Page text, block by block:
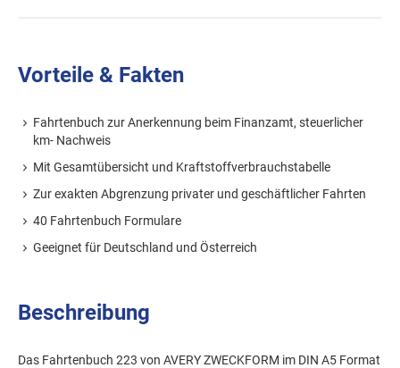
Vorteile & Fakten
Fahrtenbuch zur Anerkennung beim Finanzamt, steuerlicher
km- Nachweis
Mit Gesamtübersicht und Kraftstoffverbrauchstabelle
Zur exakten Abgrenzung privater und geschäftlicher Fahrten
40 Fahrtenbuch Formulare
Geeignet für Deutschland und Österreich
Beschreibung
Das Fahrtenbuch 223 von AVERY ZWECKFORM im DIN A5 Format